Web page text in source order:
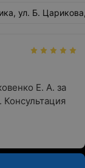
ул. Б.
Е. А. за